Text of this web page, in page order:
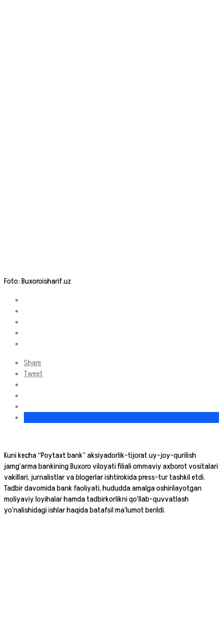
Foto: Buxoroisharif.uz
Share
Tweet
Kuni kecha “Poytaxt bank” aksiyadorlik-tijorat uy-joy-qurilish
jamg‘arma bankining Buxoro viloyati filiali ommaviy axborot vositalari
vakillari, jurnalistlar va blogerlar ishtirokida press-tur tashkil etdi.
Tadbir davomida bank faoliyati, hududda amalga oshirilayotgan
moliyaviy loyihalar hamda tadbirkorlikni qo‘llab-quvvatlash
yo‘nalishidagi ishlar haqida batafsil ma’lumot berildi.